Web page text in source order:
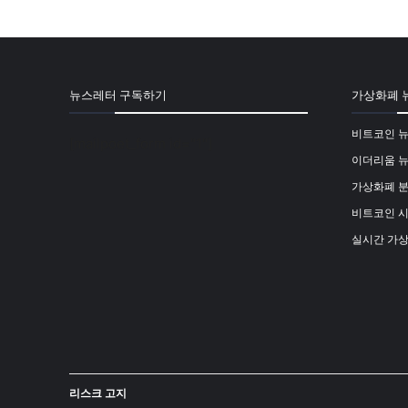
뉴스레터 구독하기 가상화폐
비트코인
이더리움
가상화폐
비트코인
실시간 가
리스크 고지